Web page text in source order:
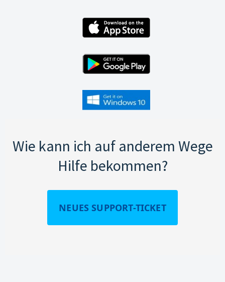
Wie kann ich auf anderem Wege
Hilfe bekommen?
NEUES SUPPORT-TICKET